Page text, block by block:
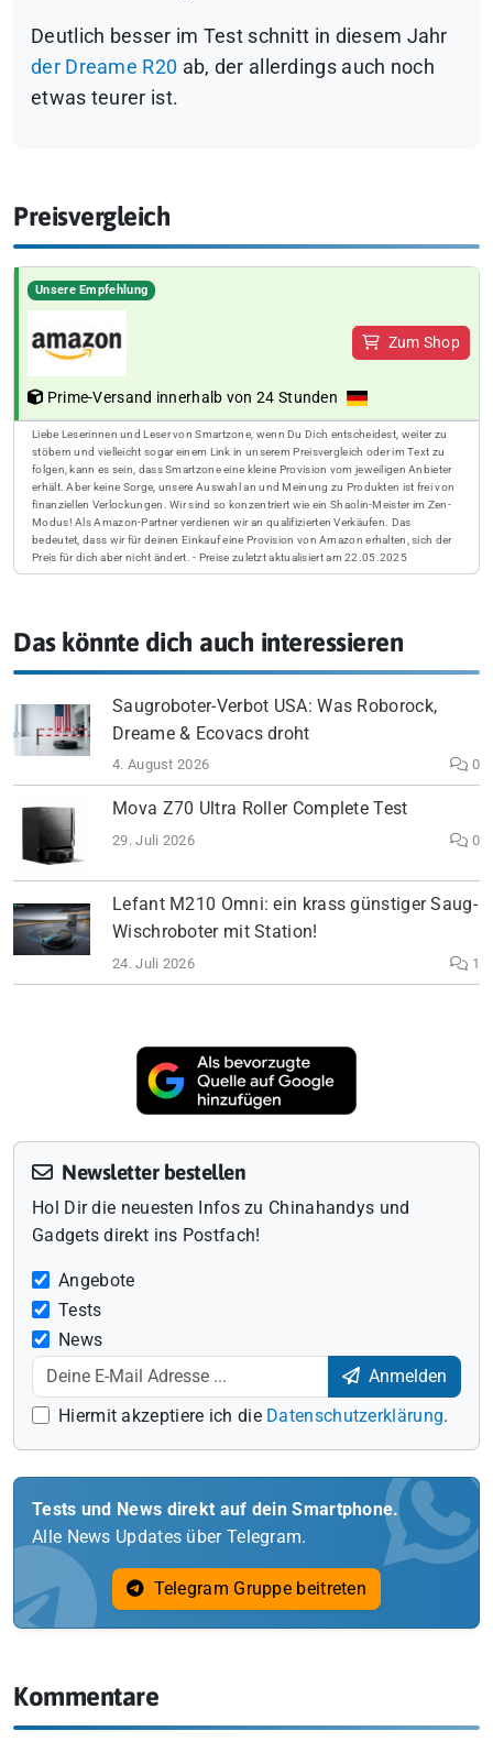
Deutlich besser im Test schnitt in diesem Jahr
der Dreame R20 ab, der allerdings auch noch
etwas teurer ist.
Preisvergleich
Unsere Empfehlung
Zum Shop
Prime-Versand innerhalb von 24 Stunden
Liebe Leserinnen und Leser von Smartzone, wenn Du Dich entscheidest, weiter zu
stöbern und vielleicht sogar einem Link in unserem Preisvergleich oder im Text zu
folgen, kann es sein, dass Smartzone eine kleine Provision vom jeweiligen Anbieter
erhält. Aber keine Sorge, unsere Auswahl an und Meinung zu Produkten ist frei von
finanziellen Verlockungen. Wir sind so konzentriert wie ein Shaolin-Meister im Zen-
Modus! Als Amazon-Partner verdienen wir an qualifizierten Verkäufen. Das
bedeutet, dass wir für deinen Einkauf eine Provision von Amazon erhalten, sich der
Preis für dich aber nicht ändert. - Preise zuletzt aktualisiert am 22.05.2025
Das könnte dich auch interessieren
Saugroboter-Verbot USA: Was Roborock,
Dreame & Ecovacs droht
4. August 2026 0
Mova Z70 Ultra Roller Complete Test
29. Juli 2026 0
Lefant M210 Omni: ein krass günstiger Saug-
Wischroboter mit Station!
24. Juli 2026 1
Newsletter bestellen
Hol Dir die neuesten Infos zu Chinahandys und
Gadgets direkt ins Postfach!
Angebote
Tests
News
Anmelden
Hiermit akzeptiere ich die Datenschutzerklärung.
Tests und News direkt auf dein Smartphone.
Alle News Updates über Telegram.
Telegram Gruppe beitreten
Kommentare